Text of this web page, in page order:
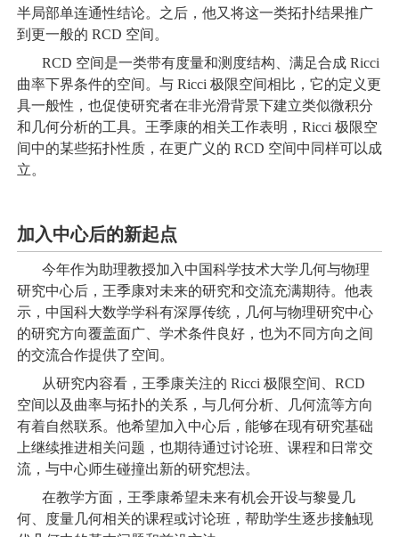
半局部单连通性结论。之后，他又将这一类拓扑结果推广
到更一般的 RCD 空间。
RCD 空间是一类带有度量和测度结构、满足合成 Ricci
曲率下界条件的空间。与 Ricci 极限空间相比，它的定义更
具一般性，也促使研究者在非光滑背景下建立类似微积分
和几何分析的工具。王季康的相关工作表明，Ricci 极限空
间中的某些拓扑性质，在更广义的 RCD 空间中同样可以成
立。
加入中心后的新起点
今年作为助理教授加入中国科学技术大学几何与物理
研究中心后，王季康对未来的研究和交流充满期待。他表
示，中国科大数学学科有深厚传统，几何与物理研究中心
的研究方向覆盖面广、学术条件良好，也为不同方向之间
的交流合作提供了空间。
从研究内容看，王季康关注的 Ricci 极限空间、RCD
空间以及曲率与拓扑的关系，与几何分析、几何流等方向
有着自然联系。他希望加入中心后，能够在现有研究基础
上继续推进相关问题，也期待通过讨论班、课程和日常交
流，与中心师生碰撞出新的研究想法。
在教学方面，王季康希望未来有机会开设与黎曼几
何、度量几何相关的课程或讨论班，帮助学生逐步接触现